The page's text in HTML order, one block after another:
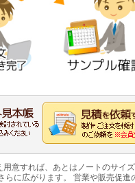
意すれば、あとはノートのサイ
に広がります。 営業や販売促